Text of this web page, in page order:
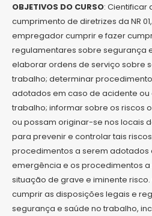
OBJETIVOS DO CURSO: Cientificar
cumprimento de diretrizes da NR
empregador cumprir e fazer
regulamentares sobre segurança
elaborar ordens de serviço sobre
trabalho; determinar
adotados em caso de acidente
trabalho; informar sobre os riscos
ou possam originar-se nos locais
para prevenir e controlar tais
procedimentos a serem adotados
emergência e os procedimentos
situação de grave e iminente
cumprir as disposições legais e
segurança e saúde no trabalho,